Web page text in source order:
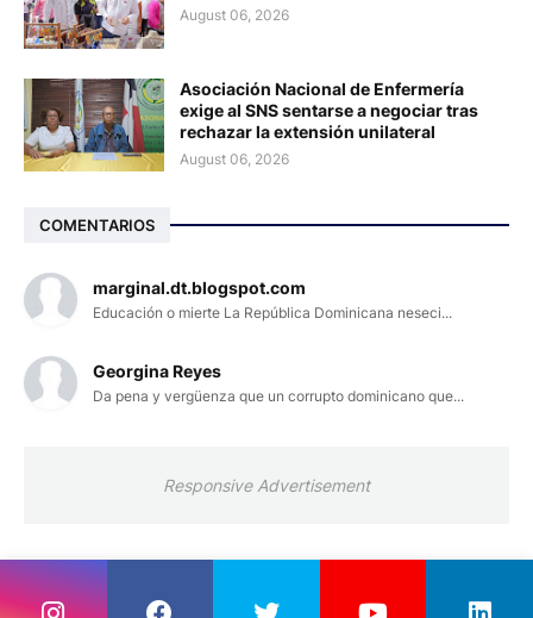
August 06, 2026
Asociación Nacional de Enfermería
exige al SNS sentarse a negociar tras
rechazar la extensión unilateral
August 06, 2026
COMENTARIOS
marginal.dt.blogspot.com
Educación o mierte La República Dominicana neseci...
Georgina Reyes
Da pena y vergüenza que un corrupto dominicano que...
Responsive Advertisement